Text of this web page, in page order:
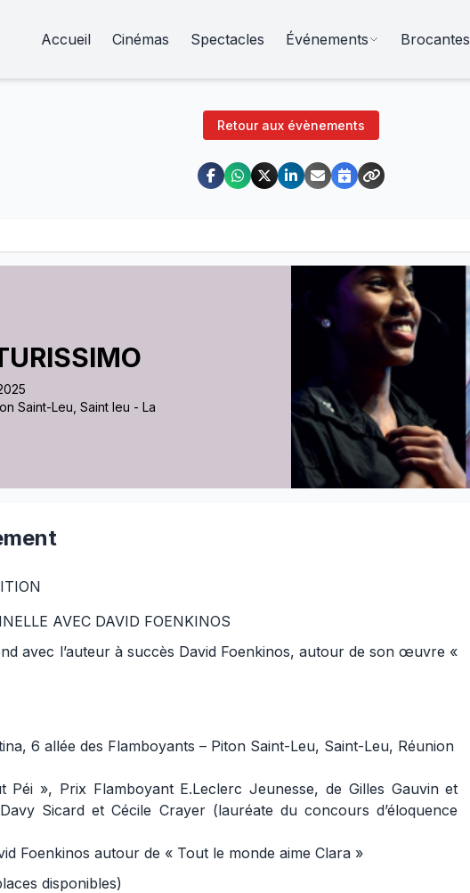
Accueil Cinémas Spectacles Événements Brocantes
Retour aux évènements
Saint-Leu, Saint leu - La
AVEC DAVID FOENKINOS
avec l’auteur à succès David Foenkinos, autour de son œuvre «
6 allée des Flamboyants – Piton Saint-Leu, Saint-Leu, Réunion
», Prix Flamboyant E.Leclerc Jeunesse, de Gilles Gauvin et
Sicard et Cécile Crayer (lauréate du concours d’éloquence
Foenkinos autour de « Tout le monde aime Clara »
disponibles)